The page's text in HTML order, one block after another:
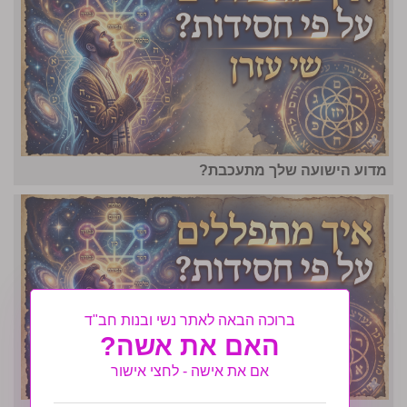
מדוע הישועה שלך מתעכבת?
ברוכה הבאה לאתר נשי ובנות חב"ד
האם את אשה?
אם את אישה - לחצי אישור